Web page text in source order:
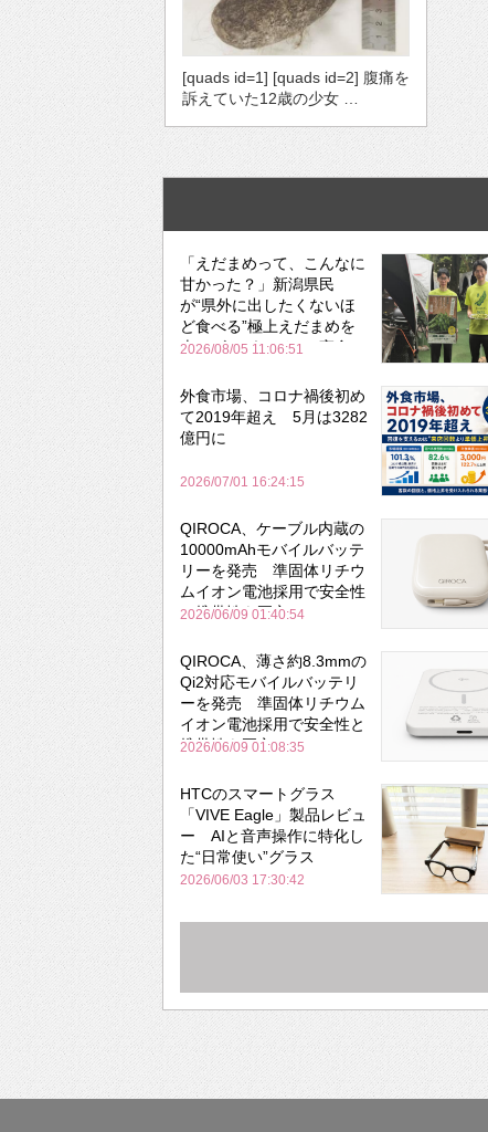
[quads id=1] [quads id=2] 腹痛を
訴えていた12歳の少女 …
「えだまめって、こんなに
甘かった？」新潟県民
が“県外に出したくないほ
ど食べる”極上えだまめを
森のビアガーデンで実食
2026/08/05 11:06:51
外食市場、コロナ禍後初め
て2019年超え 5月は3282
億円に
2026/07/01 16:24:15
QIROCA、ケーブル内蔵の
10000mAhモバイルバッテ
リーを発売 準固体リチウ
ムイオン電池採用で安全性
と携帯性を両立
2026/06/09 01:40:54
QIROCA、薄さ約8.3mmの
Qi2対応モバイルバッテリ
ーを発売 準固体リチウム
イオン電池採用で安全性と
携帯性を両立
2026/06/09 01:08:35
HTCのスマートグラス
「VIVE Eagle」製品レビュ
ー AIと音声操作に特化し
た“日常使い”グラス
2026/06/03 17:30:42